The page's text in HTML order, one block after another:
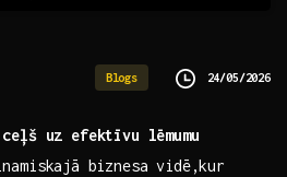
Blogs 24/05/2026
uz‍ efektīvu​ lēmumu
⁢biznesa vidē,kur